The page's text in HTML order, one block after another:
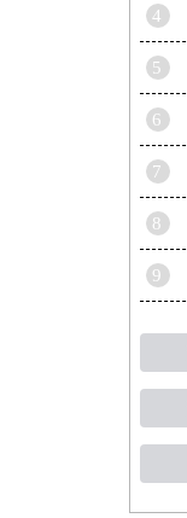
需提前预约）
4
5
6
7
8
9